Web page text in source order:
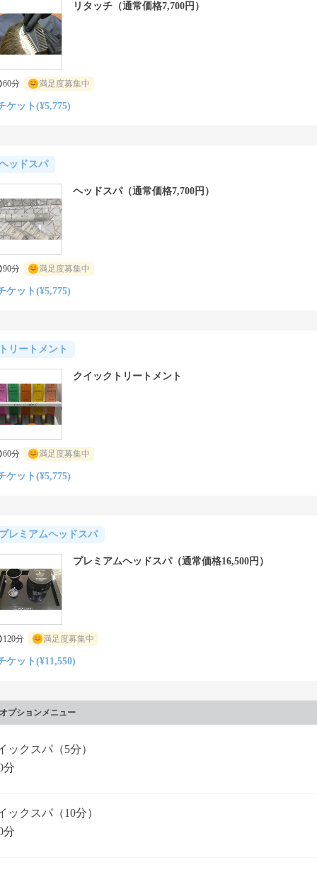
リタッチ（通常価格7,700円）
60分 満足度募集中
ケット(¥5,775)
ッドスパ
ヘッドスパ（通常価格7,700円）
90分 満足度募集中
ケット(¥5,775)
リートメント
クイックトリートメント
60分 満足度募集中
ケット(¥5,775)
レミアムヘッドスパ
プレミアムヘッドスパ（通常価格16,500円）
120分 満足度募集中
ケット(¥11,550)
プションメニュー
ックスパ（5分）
分
ックスパ（10分）
分